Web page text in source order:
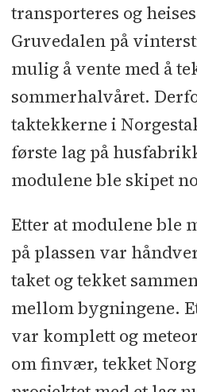
Blågrønne tak er
bygges nå
Er det mulig å
kobbertak i PVC?
- Det var et
- Det er et
vi at badet er tett.
Isbreen på
miljøfyrtårn
En uvanlig sterk og
åring
transporteres og
Gruvedalen på
mulig å vente med å
sommerhalvåret.
taktekkerne i
første lag på
modulene ble skipet
Etter at modulene ble
på plassen var
taket og tekket
mellom bygningene.
var komplett og
om finvær, tekket